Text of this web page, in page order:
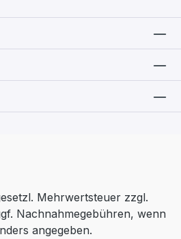
Mehrwertsteuer zzgl.
Nachnahmegebühren, wenn
angegeben.